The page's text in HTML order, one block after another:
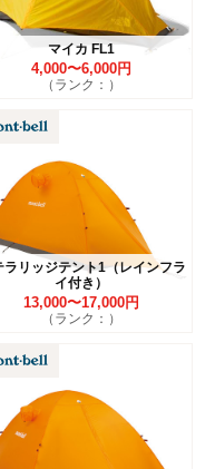
マイカ FL1
4,000〜6,000円
（ランク：）
ラリッジテント1（レインフラ
イ付き）
13,000〜17,000円
（ランク：）